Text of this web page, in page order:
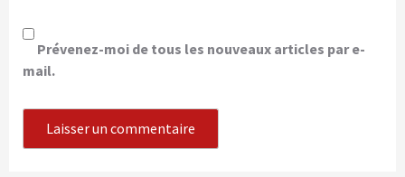
Prévenez-moi de tous les nouveaux articles par e-
mail.